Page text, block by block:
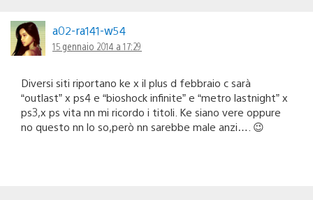
a02-ra141-w54
15 gennaio 2014 a 17:29
Diversi siti riportano ke x il plus d febbraio c sarà
“outlast” x ps4 e “bioshock infinite” e “metro lastnight” x
ps3,x ps vita nn mi ricordo i titoli. Ke siano vere oppure
no questo nn lo so,però nn sarebbe male anzi…. 😉